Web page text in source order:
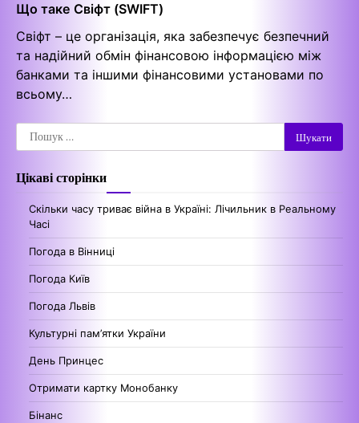
Що таке Свіфт (SWIFT)
Свіфт – це організація, яка забезпечує безпечний
та надійний обмін фінансовою інформацією між
банками та іншими фінансовими установами по
всьому…
Пошук:
Цікаві сторінки
Скільки часу триває війна в Україні: Лічильник в Реальному
Часі
Погода в Вінниці
Погода Київ
Погода Львів
Культурні пам’ятки України
День Принцес
Отримати картку Монобанку
Бінанс